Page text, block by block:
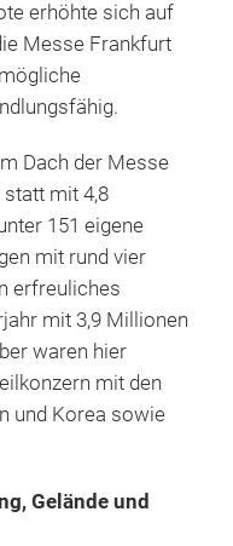
erhöhte sich auf
Messe Frankfurt
Dach der Messe
mit 4,8
151 eigene
mit rund vier
erfreuliches
mit 3,9 Millionen
waren hier
mit den
und Korea sowie
Gelände und